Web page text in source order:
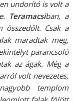
undorító is volt a
Teramacsiban, a
összedőlt. Csak a
maradtak meg,
parancsoló
az ágak. Még a
volt nevezetes,
templom